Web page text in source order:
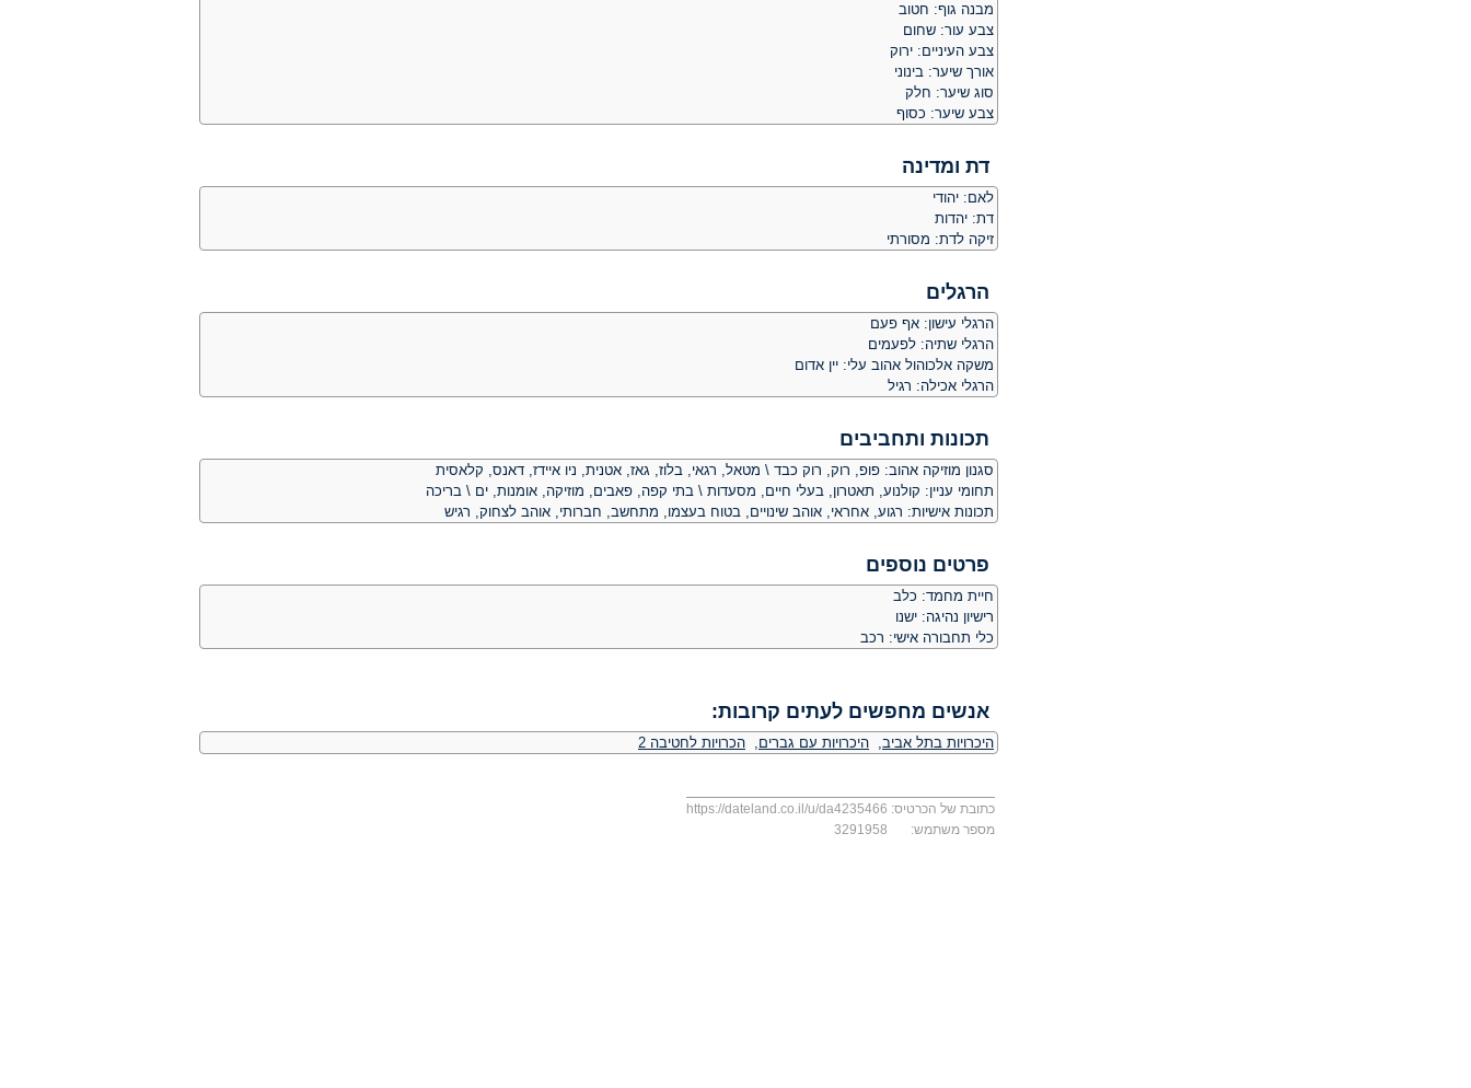
מבנה גוף: חטוב
צבע עור: שחום
צבע העיניים: ירוק
אורך שיער: בינוני
סוג שיער: חלק
צבע שיער: כסוף
דת ומדינה
לאם: יהודי
דת: יהדות
זיקה לדת: מסורתי
הרגלים
הרגלי עישון: אף פעם
הרגלי שתיה: לפעמים
משקה אלכוהול אהוב עלי: יין אדום
הרגלי אכילה: רגיל
תכונות ותחביבים
סגנון מוזיקה אהוב: פופ, רוק, רוק כבד \ מטאל, רגאי, בלוז, גאז, אטנית, ניו איידז, דאנס, קלאסית
תחומי עניין: קולנוע, תאטרון, בעלי חיים, מסעדות \ בתי קפה, פאבים, מוזיקה, אומנות, ים \ בריכה
תכונות אישיות: רגוע, אחראי, אוהב שינויים, בטוח בעצמו, מתחשב, חברותי, אוהב לצחוק, רגיש
פרטים נוספים
חיית מחמד: כלב
רישיון נהיגה: ישנו
כלי תחבורה אישי: רכב
אנשים מחפשים לעתים קרובות:
היכרויות בתל אביב, היכרויות עם גברים, הכרויות לחטיבה 2
כתובת של הכרטיס: https://dateland.co.il/u/da4235466
מספר משתמש:
3291958